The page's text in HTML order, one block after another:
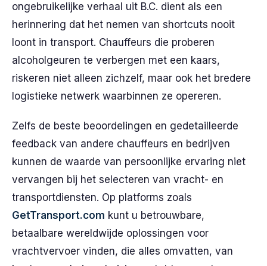
ongebruikelijke verhaal uit B.C. dient als een
herinnering dat het nemen van shortcuts nooit
loont in transport. Chauffeurs die proberen
alcoholgeuren te verbergen met een kaars,
riskeren niet alleen zichzelf, maar ook het bredere
logistieke netwerk waarbinnen ze opereren.
Zelfs de beste beoordelingen en gedetailleerde
feedback van andere chauffeurs en bedrijven
kunnen de waarde van persoonlijke ervaring niet
vervangen bij het selecteren van vracht- en
transportdiensten. Op platforms zoals
GetTransport.com kunt u betrouwbare,
betaalbare wereldwijde oplossingen voor
vrachtvervoer vinden, die alles omvatten, van